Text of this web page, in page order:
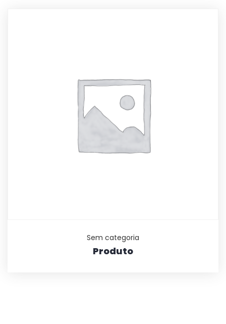
Sem categoria
Produto